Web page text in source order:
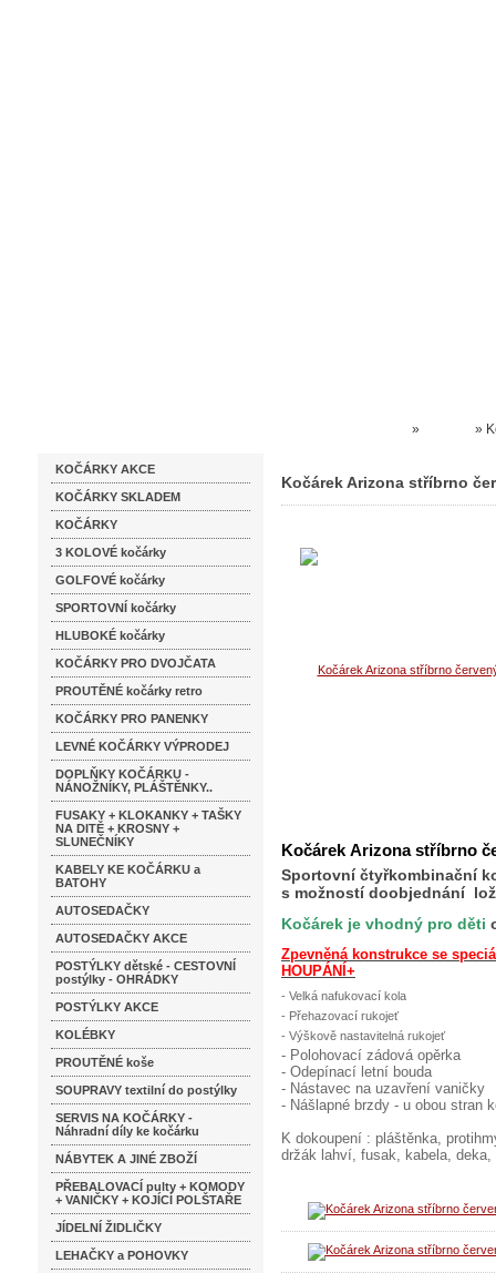
KOČÁRKY AKCE
KOČÁRKY SKLADEM
KOČÁRKY
3 KOLOVÉ kočárky
GOLFOVÉ kočárky
SPORTOVNÍ kočárky
HLUBOKÉ kočárky
KOČÁRKY PRO DVOJČATA
PROUTĚNÉ kočárky retro
KOČÁRKY PRO PANENKY
LEVNÉ KOČÁRKY VÝPRODEJ
DOPLŇKY KOČÁRKU -
NÁNOŽNÍKY, PLÁŠTĚNKY..
FUSAKY + KLOKANKY + TAŠKY
NA DITĚ + KROSNY +
SLUNEČNÍKY
KABELY KE KOČÁRKU a
BATOHY
AUTOSEDAČKY
AUTOSEDAČKY AKCE
POSTÝLKY dětské - CESTOVNÍ
postýlky - OHRÁDKY
POSTÝLKY AKCE
KOLÉBKY
PROUTĚNÉ koše
SOUPRAVY textilní do postýlky
SERVIS NA KOČÁRKY -
Náhradní díly ke kočárku
NÁBYTEK A JINÉ ZBOŽÍ
PŘEBALOVACÍ pulty + KOMODY
+ VANIČKY + KOJÍCÍ POLŠTAŘE
JÍDELNÍ ŽIDLIČKY
LEHAČKY a POHOVKY
» »
Kočárek Arizona stříbrno
Kočárek Arizona stříbrno
Sportovní čtyřkombinační
s možností doobjednání
Kočárek je vhodný pro děti
Zpevněná konstrukce se
HOUPÁNÍ+
- Velká nafukovací kola
- Přehazovací rukojeť
- Výškově nastavitelná rukojeť
- Polohovací zádová opěrka
- Odepínací letní bouda
- Nástavec na uzavření vaničky
- Nášlapné brzdy - u obou stran
K dokoupení : pláštěnka,
držák lahví, fusak, kabela,